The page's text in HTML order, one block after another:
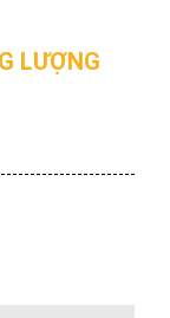
LƯỢNG